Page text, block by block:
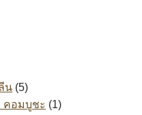
น (5)
คอมบูชะ (1)